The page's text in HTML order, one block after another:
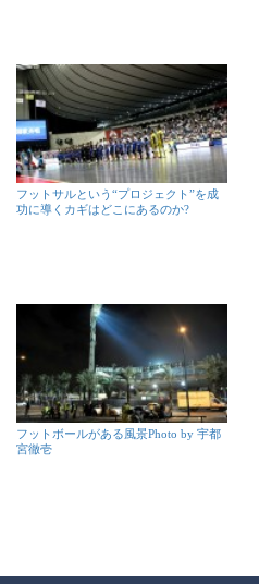
フットサルという“プロジェクト”を成
功に導くカギはどこにあるのか?
フットボールがある風景Photo by 宇都
宮徹壱